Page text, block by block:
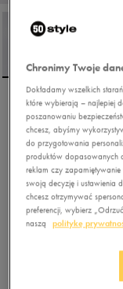
DISNEY
AQUA
5.0
19,99zł-15%(cena
17,59zł-3% (najniższa
16,99złz Vat
Chronimy Twoje
Dokładamy wszelkich
które wybierają – najlepiej
poszanowaniu
chcesz, abyśmy
do przygotowania
produktów dopasowanych
reklam czy
swoją decyzję i ustawienia
chcesz otrzymywać
preferencji, wybierz
naszą
politykę